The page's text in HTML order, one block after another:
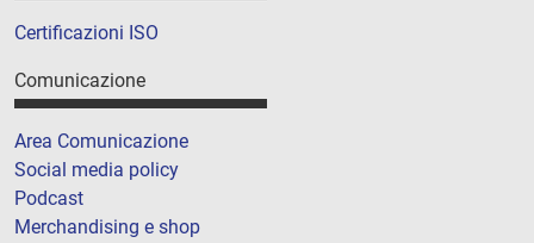
Certificazioni ISO
Comunicazione
Area Comunicazione
Social media policy
Podcast
Merchandising e shop